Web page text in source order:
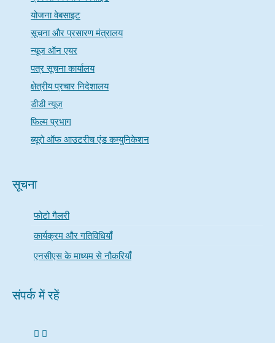
योजना वेबसाइट
सूचना और प्रसारण मंत्रालय
न्यूज ऑन एयर
पत्र सूचना कार्यालय
क्षेत्रीय प्रचार निदेशालय
डीडी न्यूज
फिल्म प्रभाग
ब्यूरो ऑफ आउटरीच एंड कम्युनिकेशन
सूचना
फोटो गैलरी
कार्यक्रम और गतिविधियाँ
एनसीएस के माध्यम से नौकरियाँ
संपर्क में रहें